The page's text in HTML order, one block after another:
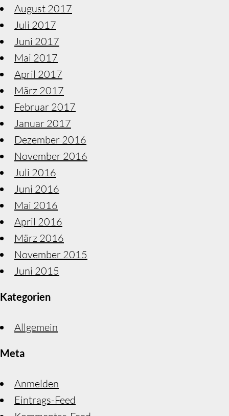
August 2017
Juli 2017
Juni 2017
Mai 2017
April 2017
März 2017
Februar 2017
Januar 2017
Dezember 2016
November 2016
Juli 2016
Juni 2016
Mai 2016
April 2016
März 2016
November 2015
Juni 2015
Kategorien
Allgemein
Meta
Anmelden
Eintrags-Feed